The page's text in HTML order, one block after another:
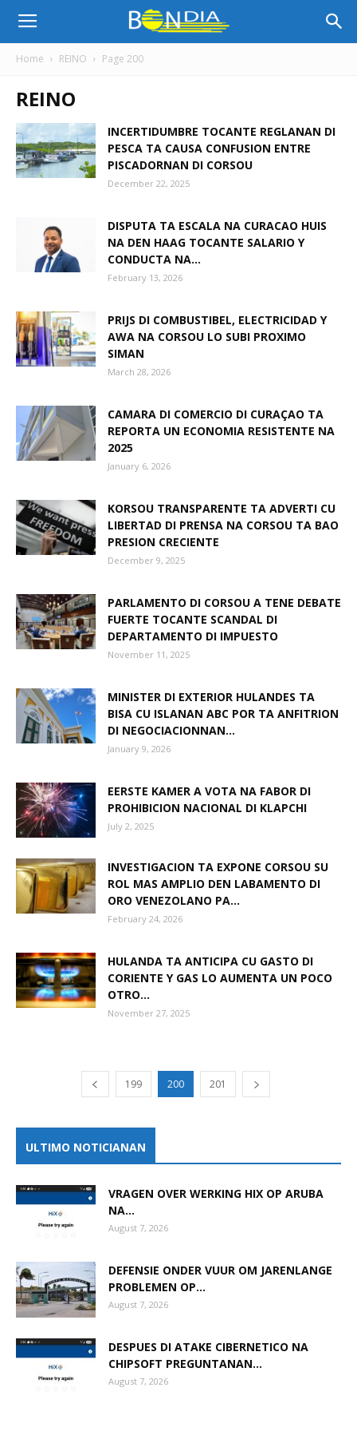
Bon
Dia
Aruba
Aruba
Home REINO Page 200
REINO
INCERTIDUMBRE TOCANTE REGLANAN DI
PESCA TA CAUSA CONFUSION ENTRE
PISCADORNAN DI CORSOU
December 22, 2025
DISPUTA TA ESCALA NA CURACAO HUIS
NA DEN HAAG TOCANTE SALARIO Y
CONDUCTA NA...
February 13, 2026
PRIJS DI COMBUSTIBEL, ELECTRICIDAD Y
AWA NA CORSOU LO SUBI PROXIMO
SIMAN
March 28, 2026
CAMARA DI COMERCIO DI CURAÇAO TA
REPORTA UN ECONOMIA RESISTENTE NA
2025
January 6, 2026
KORSOU TRANSPARENTE TA ADVERTI CU
LIBERTAD DI PRENSA NA CORSOU TA BAO
PRESION CRECIENTE
December 9, 2025
PARLAMENTO DI CORSOU A TENE DEBATE
FUERTE TOCANTE SCANDAL DI
DEPARTAMENTO DI IMPUESTO
November 11, 2025
MINISTER DI EXTERIOR HULANDES TA
BISA CU ISLANAN ABC POR TA ANFITRION
DI NEGOCIACIONNAN...
January 9, 2026
EERSTE KAMER A VOTA NA FABOR DI
PROHIBICION NACIONAL DI KLAPCHI
July 2, 2025
INVESTIGACION TA EXPONE CORSOU SU
ROL MAS AMPLIO DEN LABAMENTO DI
ORO VENEZOLANO PA...
February 24, 2026
HULANDA TA ANTICIPA CU GASTO DI
CORIENTE Y GAS LO AUMENTA UN POCO
OTRO...
November 27, 2025
199 200 201
ULTIMO NOTICIANAN
VRAGEN OVER WERKING HIX OP ARUBA
NA...
August 7, 2026
DEFENSIE ONDER VUUR OM JARENLANGE
PROBLEMEN OP...
August 7, 2026
DESPUES DI ATAKE CIBERNETICO NA
CHIPSOFT PREGUNTANAN...
August 7, 2026